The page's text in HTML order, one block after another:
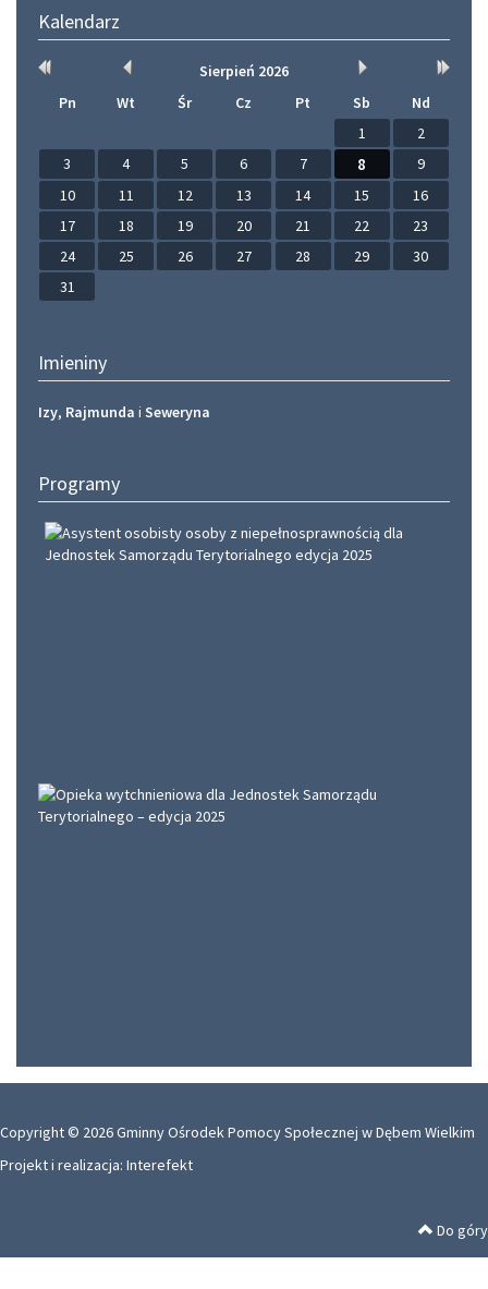
Kalendarz
Rok
Miesiąc
Sierpień 2026
Miesiąc
Rok
Pn Wt Śr Cz Pt Sb
Nd
1
2
3
4 5 6 7 8
9
10
11 12 13 14 15
16
17
18 19 20 21 22
23
24
25 26 27 28 29
30
31
Imieniny
Izy, Rajmunda i Seweryna
Programy
Copyright © 2026 Gminny Ośrodek Pomocy Społecznej w Dębem Wielkim
Projekt i realizacja: Interefekt
Do góry